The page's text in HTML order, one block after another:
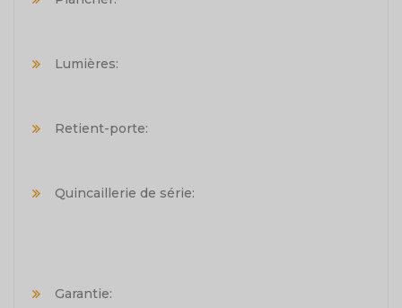
Lumières:
Retient-porte:
Quincaillerie de série:
Garantie: